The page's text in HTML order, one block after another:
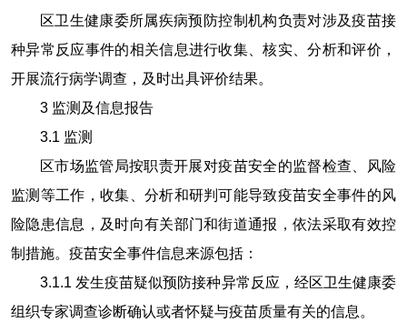
区卫生健康委所属疾病预防控制机构负责对涉及疫苗接
种异常反应事件的相关信息进行收集、核实、分析和评价，
开展流行病学调查，及时出具评价结果。
3 监测及信息报告
3.1 监测
区市场监管局按职责开展对疫苗安全的监督检查、风险
监测等工作，收集、分析和研判可能导致疫苗安全事件的风
险隐患信息，及时向有关部门和街道通报，依法采取有效控
制措施。疫苗安全事件信息来源包括：
3.1.1 发生疫苗疑似预防接种异常反应，经区卫生健康委
组织专家调查诊断确认或者怀疑与疫苗质量有关的信息。